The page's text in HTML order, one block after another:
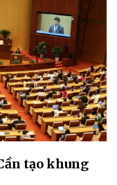
tạo khung